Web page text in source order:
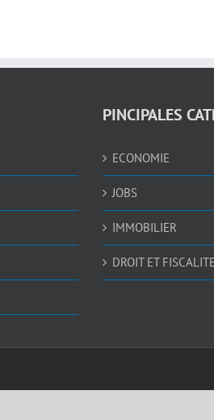
PINCIPALES
ECONOMIE
JOBS
IMMOBILIER
DROIT ET FISCALITE